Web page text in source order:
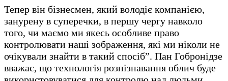
Тепер він бізнесмен, який володіє компанією,
занурену в суперечки, в першу чергу навколо
того, чи маємо ми якесь особливе право
контролювати наші зображення, які ми ніколи не
очікували знайти в такий спосіб”. Пан Гобронідзе
вважає, що технологія розпізнавання облич буде